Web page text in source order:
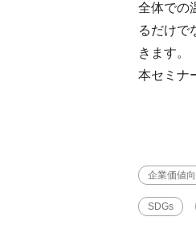
全体での
るだけで
きます。
本セミナ
企業価値
SDGs